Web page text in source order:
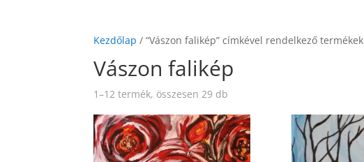
Kezdőlap / “Vászon falikép” címkével rendelkező termékek
Vászon falikép
1–12 termék, összesen 29 db